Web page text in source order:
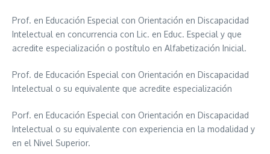
Prof. en Educación Especial con Orientación en Discapacidad
Intelectual en concurrencia con Lic. en Educ. Especial y que
acredite especialización o postítulo en Alfabetización Inicial.
Prof. de Educación Especial con Orientación en Discapacidad
Intelectual o su equivalente que acredite especialización
Porf. en Educación Especial con Orientación en Discapacidad
Intelectual o su equivalente con experiencia en la modalidad y
en el Nivel Superior.